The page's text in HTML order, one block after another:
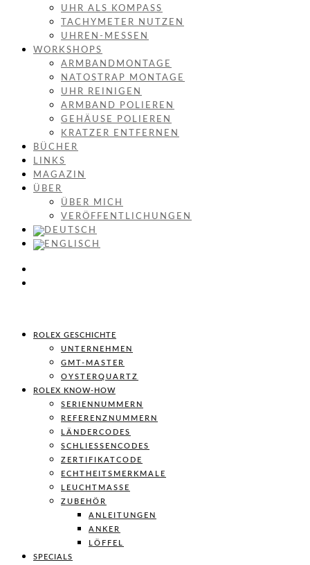
UHR ALS KOMPASS
TACHYMETER NUTZEN
UHREN-MESSEN
WORKSHOPS
ARMBANDMONTAGE
NATOSTRAP MONTAGE
UHR REINIGEN
ARMBAND POLIEREN
GEHÄUSE POLIEREN
KRATZER ENTFERNEN
BÜCHER
LINKS
MAGAZIN
ÜBER
ÜBER MICH
VERÖFFENTLICHUNGEN
ROLEX GESCHICHTE
UNTERNEHMEN
GMT-MASTER
OYSTERQUARTZ
ROLEX KNOW-HOW
SERIENNUMMERN
REFERENZNUMMERN
LÄNDERCODES
SCHLIESSENCODES
ZERTIFIKATCODE
ECHTHEITSMERKMALE
LEUCHTMASSE
ZUBEHÖR
ANLEITUNGEN
ANKER
LÖFFEL
SPECIALS